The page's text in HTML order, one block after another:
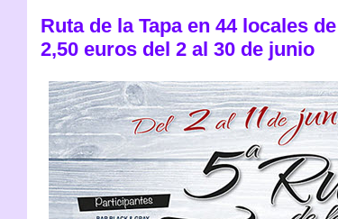
Ruta de la Tapa en 44 locales
2,50 euros del 2 al 30 de junio